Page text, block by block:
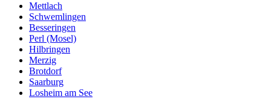
Mettlach
Schwemlingen
Besseringen
Perl (Mosel)
Hilbringen
Merzig
Brotdorf
Saarburg
Losheim am See